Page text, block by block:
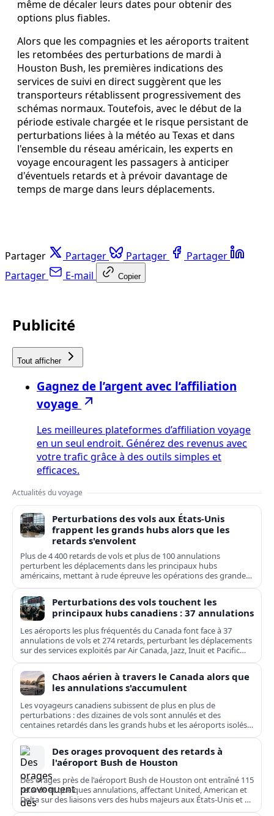
même de décaler leurs dates pour obtenir des
options plus fiables.
Alors que les compagnies et les aéroports traitent
les retombées des perturbations de mardi à
Houston Bush, les premières indications des
services de suivi en direct suggèrent que les
transporteurs rétablissent progressivement des
schémas normaux. Toutefois, avec le début de la
période estivale chargée et le risque persistant de
perturbations liées à la météo au Texas et dans
l'ensemble du réseau américain, les experts en
voyage encouragent les passagers à anticiper
d'éventuels retards et à prévoir davantage de
temps de marge dans leurs déplacements.
Partager Partager Partager
Partager
Partager
E-mail Copier
Publicité
Tout afficher
Gagnez de l’argent avec l’affiliation
voyage
Les meilleures plateformes d’affiliation voyage
en un seul endroit. Générez des revenus avec
votre trafic grâce à des outils simples et
efficaces.
Actualités du voyage
Perturbations des vols aux États-Unis
frappent les grands hubs alors que les
retards s'envolent
Plus de 4 400 retards de vols et plus de 100 annulations
perturbent les déplacements dans les principaux hubs
américains, mettant à rude épreuve les opérations des grandes
compagnies nationales et régionales.
Perturbations des vols touchent les
principaux hubs canadiens : 37 annulations
Les aéroports les plus fréquentés du Canada font face à 37
annulations de vols et 274 retards, perturbant les déplacements
sur des services exploités par Air Canada, Jazz, Inuit et Pacific
Coastal.
Chaos aérien à travers le Canada alors que
les annulations s'accumulent
Les voyageurs canadiens subissent de plus en plus de
perturbations : des dizaines de vols sont annulés et des
centaines retardés dans les grands hubs et les aéroports isolés,
de Toronto à Kuujjuaq.
Des orages provoquent des retards à
l'aéroport Bush de Houston
Des orages près de l'aéroport Bush de Houston ont entraîné 115
retards et quelques annulations, affectant United, American et
Delta sur des liaisons vers des hubs majeurs aux États-Unis et en
Europe.